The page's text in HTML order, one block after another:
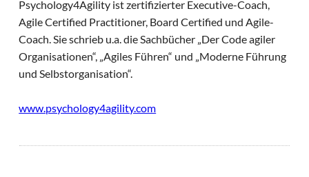
Psychology4Agility ist zertifizierter Executive-Coach,
Agile Certified Practitioner, Board Certified und Agile-
Coach.Sie schrieb u.a. die Sachbücher „Der Code agiler
Organisationen“, „Agiles Führen“ und „Moderne Führung
und Selbstorganisation“.
www.psychology4agility.com